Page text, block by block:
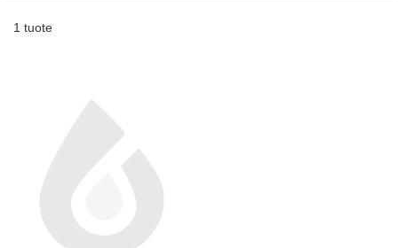
1 tuote